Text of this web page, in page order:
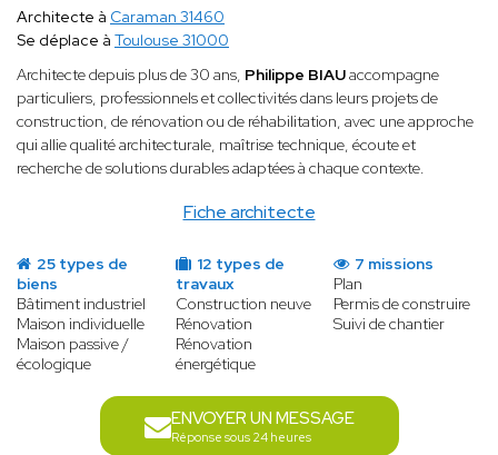
Fiche architecte
Architecte à Caraman 31460
Se déplace à Toulouse 31000
Architecte depuis plus de 30 ans, Philippe BIAUaccompagne
particuliers, professionnels et collectivités dans leurs projets de
construction, de rénovation ou de réhabilitation, avec une approche
qui allie qualité architecturale, maîtrise technique, écoute et
recherche de solutions durables adaptées à chaque contexte.
25 types de
biens
Bâtiment industriel
Maison individuelle
Maison passive /
écologique
12 types de
travaux
Construction neuve
Rénovation
Rénovation
énergétique
7 missions
Plan
Permis de construire
Suivi de chantier
ENVOYER UN MESSAGE
Réponse sous 24 heures